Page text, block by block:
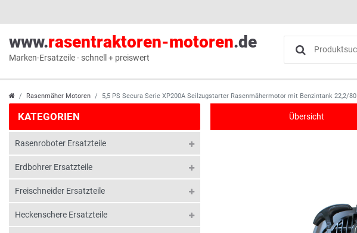
www.rasentraktoren-motoren.de
Marken-Ersatzeile - schnell + preiswert
Rasenmäher Motoren 5,5 PS Secura Serie XP200A Seilzugstarter Rasenmähermotor mit Benzintank 22,2/80
KATEGORIEN
Rasenroboter Ersatzteile
Erdbohrer Ersatzteile
Freischneider Ersatzteile
Heckenschere Ersatzteile
Übersicht